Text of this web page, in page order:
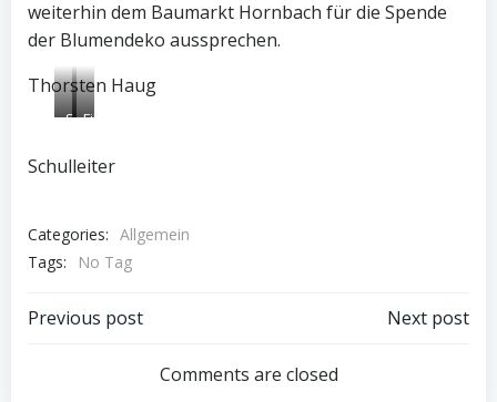
weiterhin dem Baumarkt Hornbach für die Spende
der Blumendeko aussprechen.
Thorsten Haug
Selbstgenähte
der
Filmvorführung
TTF-
Schulleiter
Categories: Allgemein
Tags:
No Tag
Beitragsnavigation
Previous post Next post
Comments are closed